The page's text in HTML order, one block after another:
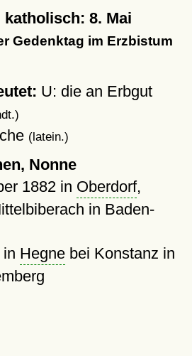
8. Mai
Gedenktag im Erzbistum
U: die an Erbgut
(latein.)
Nonne
1882in Oberdorf,
in Baden-
Hegnebei Konstanz in